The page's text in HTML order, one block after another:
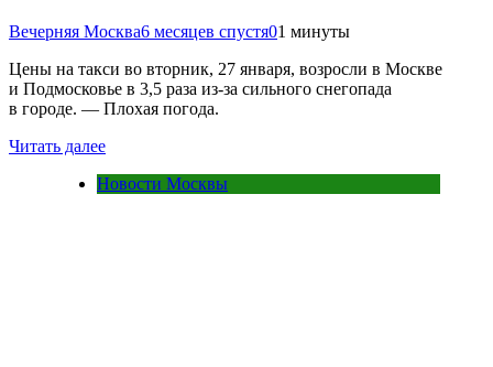
Вечерняя Москва6 месяцев спустя01 минуты
Цены на такси во вторник, 27 января, возросли в Москве
и Подмосковье в 3,5 раза из-за сильного снегопада
в городе. — Плохая погода.
Читать далее
Новости Москвы